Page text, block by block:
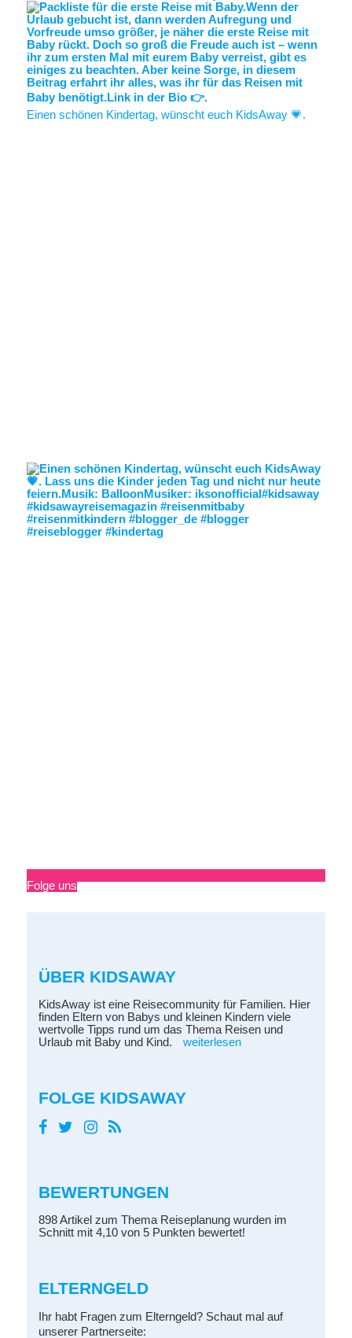
Einen schönen Kindertag, wünscht euch KidsAway 💗.
Folge uns
ÜBER KIDSAWAY
KidsAway ist eine Reisecommunity für Familien. Hier
finden Eltern von Babys und kleinen Kindern viele
wertvolle Tipps rund um das Thema Reisen und
Urlaub mit Baby und Kind.
weiterlesen
FOLGE KIDSAWAY
BEWERTUNGEN
898 Artikel zum Thema Reiseplanung wurden im
Schnitt mit 4,10 von 5 Punkten bewertet!
ELTERNGELD
Ihr habt Fragen zum Elterngeld? Schaut mal auf
unserer Partnerseite: